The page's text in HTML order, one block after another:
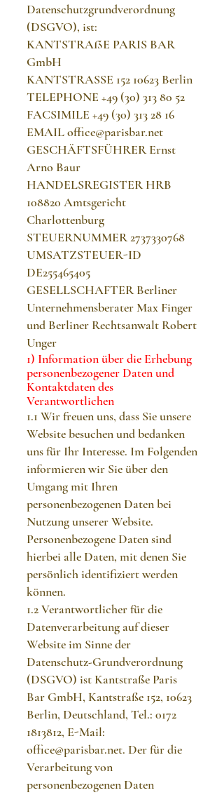
Datenschutzgrundverordnung
(DSGVO), ist:
KANTSTRAßE PARIS BAR
GmbH
KANTSTRASSE 152 10623 Berlin
TELEPHONE +49 (30) 313 80 52
FACSIMILE +49 (30) 313 28 16
EMAILoffice@parisbar.net
GESCHÄFTSFÜHRER Ernst
Arno Baur
HANDELSREGISTER HRB
108820 Amtsgericht
Charlottenburg
STEUERNUMMER2737330768
UMSATZSTEUER-ID
DE255465405
GESELLSCHAFTER Berliner
Unternehmensberater Max Finger
und Berliner Rechtsanwalt Robert
Unger
1) Information über die Erhebung
personenbezogener Daten und
Kontaktdaten des
Verantwortlichen
1.1 Wir freuen uns, dass Sie unsere
Website besuchen und bedanken
uns für Ihr Interesse. Im Folgenden
informieren wir Sie über den
Umgang mit Ihren
personenbezogenen Daten bei
Nutzung unserer Website.
Personenbezogene Daten sind
hierbei alle Daten, mit denen Sie
persönlich identifiziert werden
können.
1.2 Verantwortlicher für die
Datenverarbeitung auf dieser
Website im Sinne der
Datenschutz-Grundverordnung
(DSGVO) ist Kantstraße Paris
Bar GmbH, Kantstraße 152, 10623
Berlin, Deutschland, Tel.: 0172
1813812, E-Mail:
office@parisbar.net. Der für die
Verarbeitung von
personenbezogenen Daten